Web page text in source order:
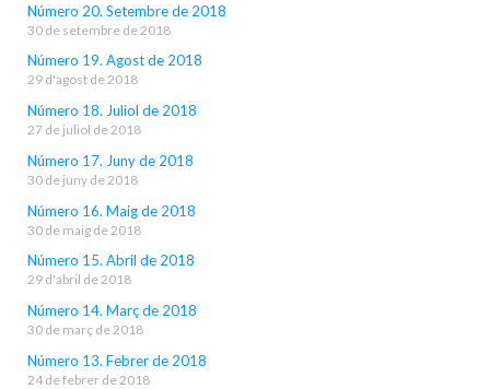
Número 20. Setembre de 2018
30 de setembre de 2018
Número 19. Agost de 2018
29 d'agost de 2018
Número 18. Juliol de 2018
27 de juliol de 2018
Número 17. Juny de 2018
30 de juny de 2018
Número 16. Maig de 2018
30 de maig de 2018
Número 15. Abril de 2018
29 d'abril de 2018
Número 14. Març de 2018
30 de març de 2018
Número 13. Febrer de 2018
24 de febrer de 2018